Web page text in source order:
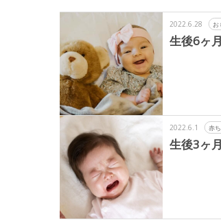
2022.6.28 お
生後6ヶ
2022.6.1 赤
生後3ヶ